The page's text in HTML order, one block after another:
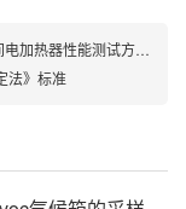
器性能测试方法》标准
法》标准